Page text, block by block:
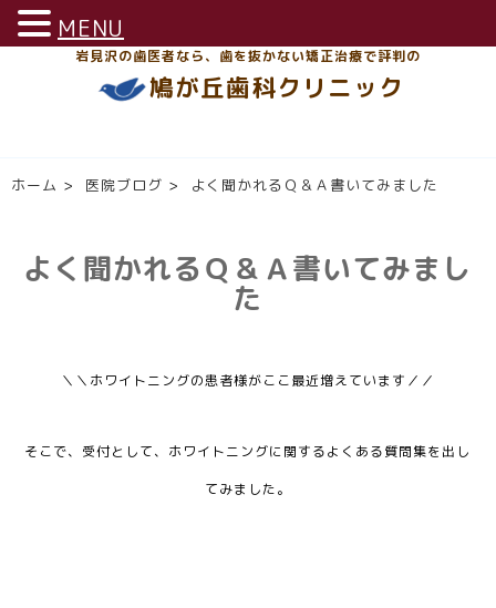
岩見沢の歯医者なら、歯を抜かない矯正治療で評判の
鳩が丘歯科クリニック
ホーム > 医院ブログ > よく聞かれるＱ＆Ａ書いてみました
よく聞かれるＱ＆Ａ書いてみまし
た
＼＼ホワイトニングの患者様がここ最近増えています／／
そこで、受付として、ホワイトニングに関するよくある質問集を出し
てみました。
MENU